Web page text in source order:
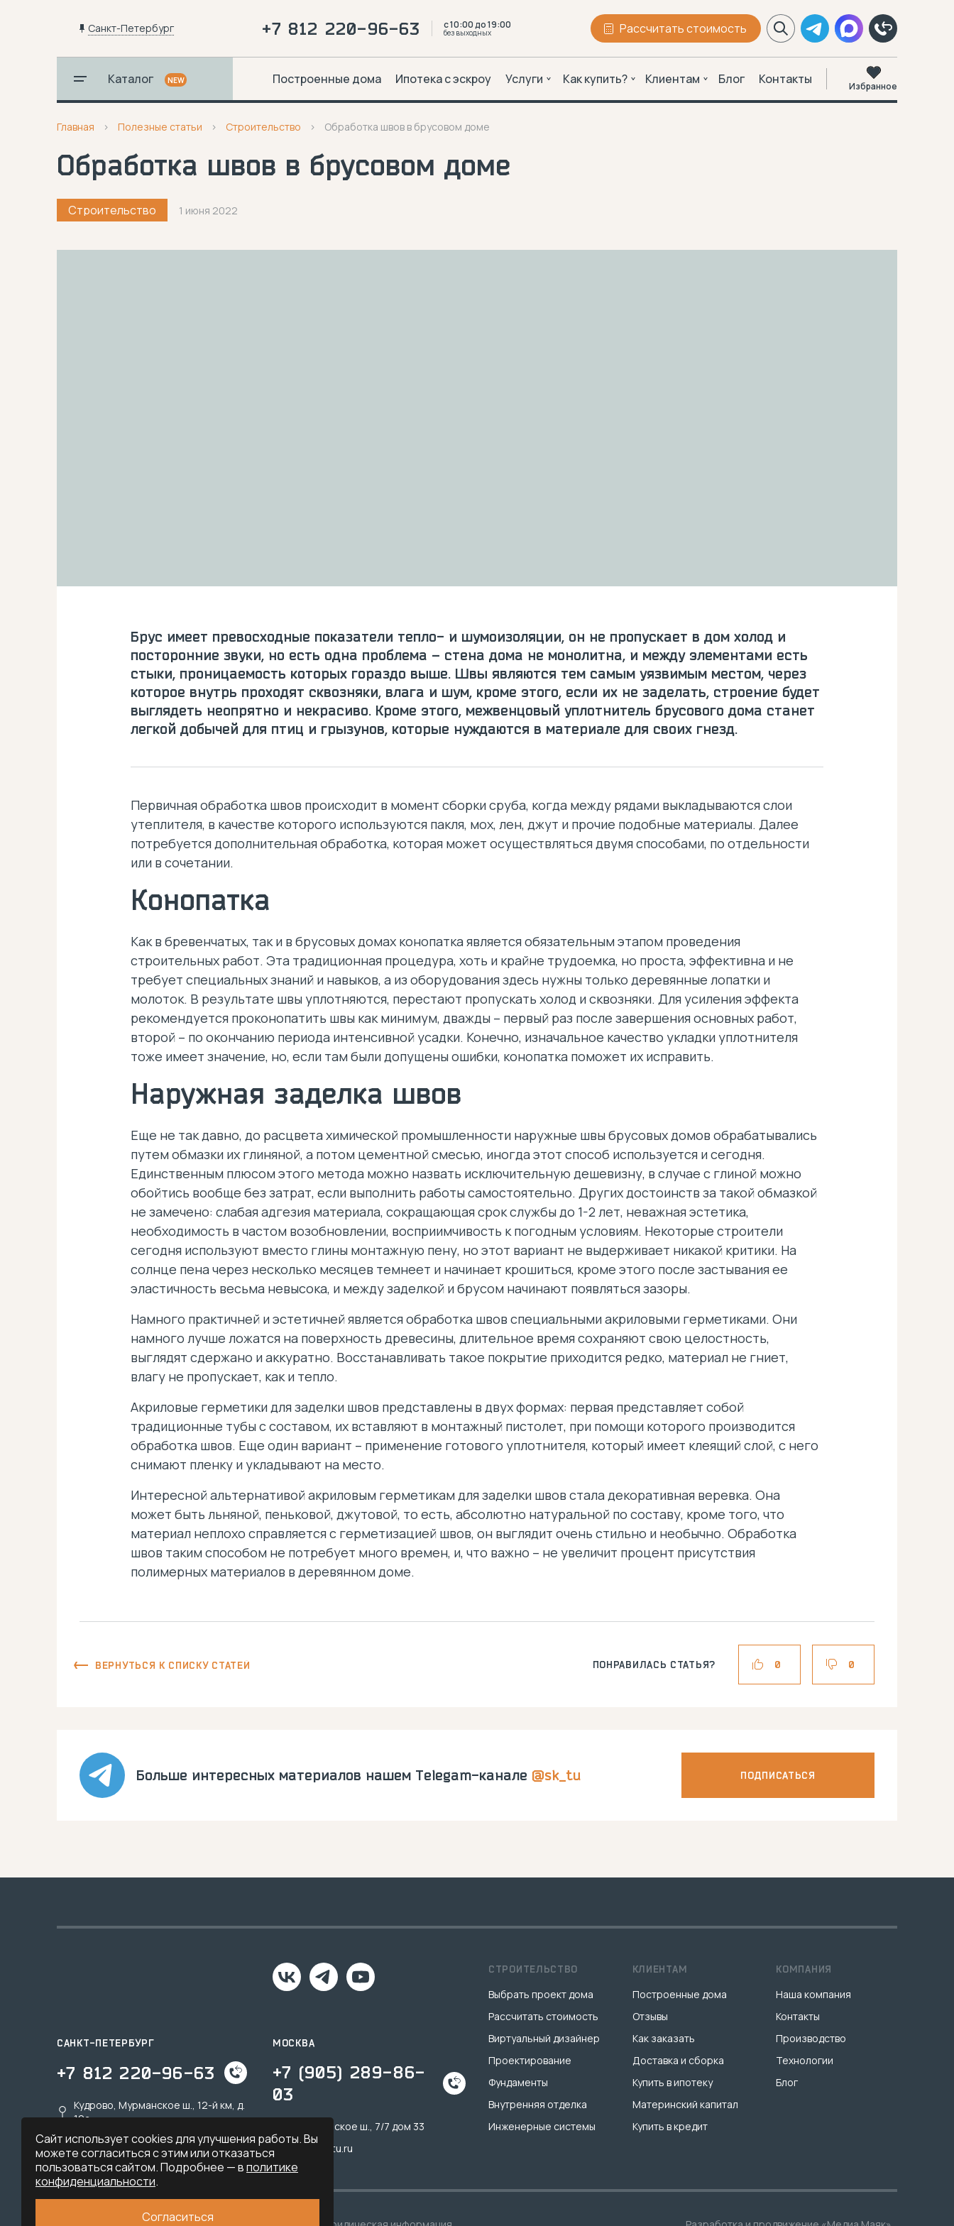
Санкт-Петербург +7 812 220-96-63 с 10:00 до 19:00
без выходных Рассчитать стоимость
Каталог NEW Построенные дома Ипотека с эскроу Услуги Как купить? Клиентам Блог Контакты Избранное
Главная Полезные статьи Строительство Обработка швов в брусовом доме
Обработка швов в брусовом доме
Строительство 1 июня 2022
Брус имеет превосходные показатели тепло- и шумоизоляции, он не пропускает в дом холод и
посторонние звуки, но есть одна проблема – стена дома не монолитна, и между элементами есть
стыки, проницаемость которых гораздо выше. Швы являются тем самым уязвимым местом, через
которое внутрь проходят сквозняки, влага и шум, кроме этого, если их не заделать, строение будет
выглядеть неопрятно и некрасиво. Кроме этого, межвенцовый уплотнитель брусового дома станет
легкой добычей для птиц и грызунов, которые нуждаются в материале для своих гнезд.
Первичная обработка швов происходит в момент сборки сруба, когда между рядами выкладываются слои
утеплителя, в качестве которого используются пакля, мох, лен, джут и прочие подобные материалы. Далее
потребуется дополнительная обработка, которая может осуществляться двумя способами, по отдельности
или в сочетании.
Конопатка
Как в бревенчатых, так и в брусовых домах конопатка является обязательным этапом проведения
строительных работ. Эта традиционная процедура, хоть и крайне трудоемка, но проста, эффективна и не
требует специальных знаний и навыков, а из оборудования здесь нужны только деревянные лопатки и
молоток. В результате швы уплотняются, перестают пропускать холод и сквозняки. Для усиления эффекта
рекомендуется проконопатить швы как минимум, дважды – первый раз после завершения основных работ,
второй – по окончанию периода интенсивной усадки. Конечно, изначальное качество укладки уплотнителя
тоже имеет значение, но, если там были допущены ошибки, конопатка поможет их исправить.
Наружная заделка швов
Еще не так давно, до расцвета химической промышленности наружные швы брусовых домов обрабатывались
путем обмазки их глиняной, а потом цементной смесью, иногда этот способ используется и сегодня.
Единственным плюсом этого метода можно назвать исключительную дешевизну, в случае с глиной можно
обойтись вообще без затрат, если выполнить работы самостоятельно. Других достоинств за такой обмазкой
не замечено: слабая адгезия материала, сокращающая срок службы до 1-2 лет, неважная эстетика,
необходимость в частом возобновлении, восприимчивость к погодным условиям. Некоторые строители
сегодня используют вместо глины монтажную пену, но этот вариант не выдерживает никакой критики. На
солнце пена через несколько месяцев темнеет и начинает крошиться, кроме этого после застывания ее
эластичность весьма невысока, и между заделкой и брусом начинают появляться зазоры.
Намного практичней и эстетичней является обработка швов специальными акриловыми герметиками. Они
намного лучше ложатся на поверхность древесины, длительное время сохраняют свою целостность,
выглядят сдержано и аккуратно. Восстанавливать такое покрытие приходится редко, материал не гниет,
влагу не пропускает, как и тепло.
Акриловые герметики для заделки швов представлены в двух формах: первая представляет собой
традиционные тубы с составом, их вставляют в монтажный пистолет, при помощи которого производится
обработка швов. Еще один вариант – применение готового уплотнителя, который имеет клеящий слой, с него
снимают пленку и укладывают на место.
Интересной альтернативой акриловым герметикам для заделки швов стала декоративная веревка. Она
может быть льняной, пеньковой, джутовой, то есть, абсолютно натуральной по составу, кроме того, что
материал неплохо справляется с герметизацией швов, он выглядит очень стильно и необычно. Обработка
швов таким способом не потребует много времен, и, что важно – не увеличит процент присутствия
полимерных материалов в деревянном доме.
ВЕРНУТЬСЯ К СПИСКУ СТАТЕЙ ПОНРАВИЛАСЬ СТАТЬЯ? 0 0
Больше интересных материалов нашем Telegam-канале @sk_tu ПОДПИСАТЬСЯ
САНКТ-ПЕТЕРБУРГ
+7 812 220-96-63
Кудрово, Мурманское ш., 12-й км, д.
19a
spb@sk-tu.ru
МОСКВА
+7 (905) 289-86-
03
Дзержинское ш., 7/7 дом 33
msk@sk-tu.ru
СТРОИТЕЛЬСТВО
Выбрать проект дома
Рассчитать стоимость
Виртуальный дизайнер
Проектирование
Фундаменты
Внутренняя отделка
Инженерные системы
КЛИЕНТАМ
Построенные дома
Отзывы
Как заказать
Доставка и сборка
Купить в ипотеку
Материнский капитал
Купить в кредит
КОМПАНИЯ
Наша компания
Контакты
Производство
Технологии
Блог
Сайт использует cookies для улучшения работы. Вы
можете согласиться с этим или отказаться
пользоваться сайтом. Подробнее — вполитике
конфиденциальности.
Согласиться